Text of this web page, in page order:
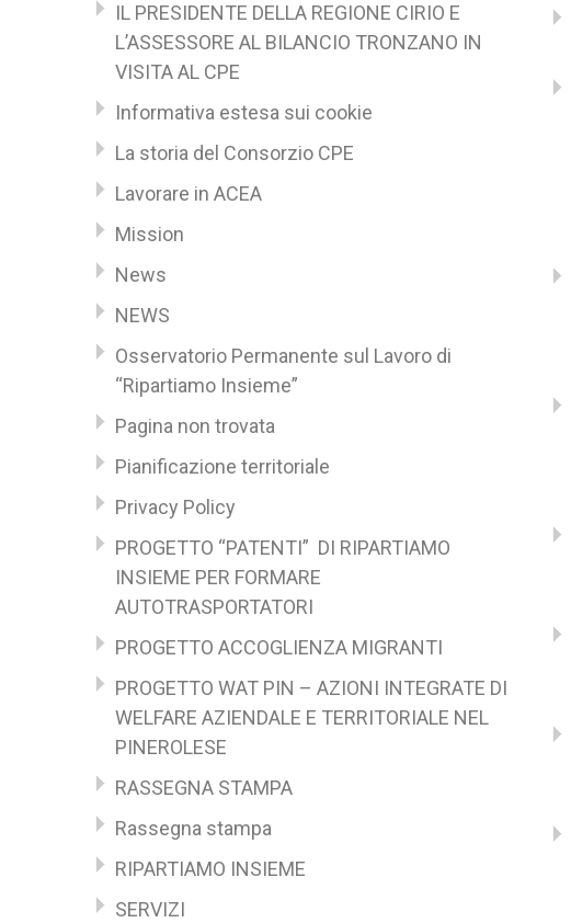
IL PRESIDENTE DELLA REGIONE CIRIO E
L’ASSESSORE AL BILANCIO TRONZANO IN
VISITA AL CPE
Informativa estesa sui cookie
La storia del Consorzio CPE
Lavorare in ACEA
Mission
News
NEWS
Osservatorio Permanente sul Lavoro di
“Ripartiamo Insieme”
Pagina non trovata
Pianificazione territoriale
Privacy Policy
PROGETTO “PATENTI” DI RIPARTIAMO
INSIEME PER FORMARE
AUTOTRASPORTATORI
PROGETTO ACCOGLIENZA MIGRANTI
PROGETTO WAT PIN – AZIONI INTEGRATE DI
WELFARE AZIENDALE E TERRITORIALE NEL
PINEROLESE
RASSEGNA STAMPA
Rassegna stampa
RIPARTIAMO INSIEME
SERVIZI